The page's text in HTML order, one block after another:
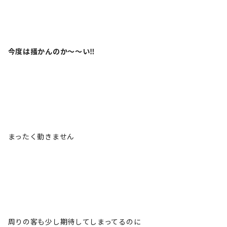
今度は掻かんのか～～い‼️
まったく動きません
周りの客も少し期待してしまってるのに